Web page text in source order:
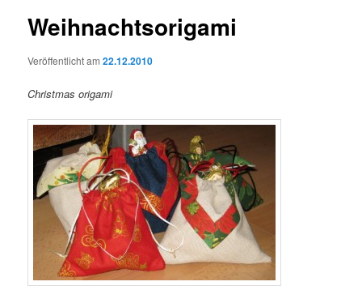
Weihnachtsorigami
Veröffentlicht am22.12.2010
Christmas origami